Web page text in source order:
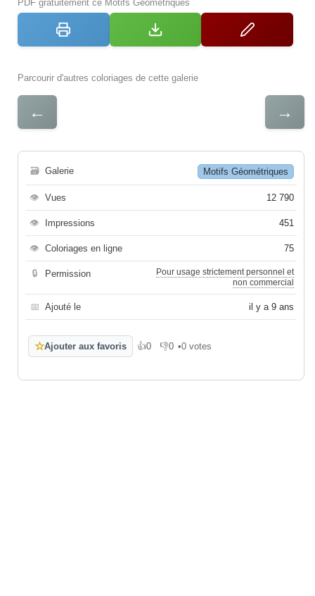
PDF gratuitement ce Motifs Géométriques
Parcourir d'autres coloriages de cette galerie
← →
🗃 Galerie Motifs Géométriques
👁 Vues 12 790
👁 Impressions 451
👁 Coloriages en ligne 75
🔒 Permission
Pour usage strictement personnel et
non commercial
📅 Ajouté le il y a 9 ans
☆Ajouter aux favoris 👍0
J'aime 👎0
Je n'aime pas
•0 votes